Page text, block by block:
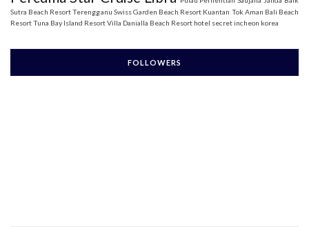
Sutra Beach Resort Terengganu Swiss Garden Beach Resort Kuantan Tok Aman Bali Beach
ResortTuna Bay Island ResortVilla Danialla Beach Resort hotel secret incheon korea
FOLLOWERS